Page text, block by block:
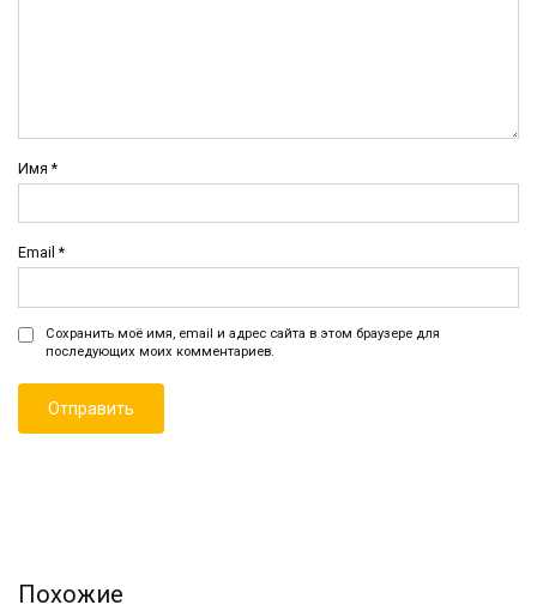
Имя*
Email*
Сохранить моё имя, email и адрес сайта в этом браузере для
последующих моих комментариев.
Похожие